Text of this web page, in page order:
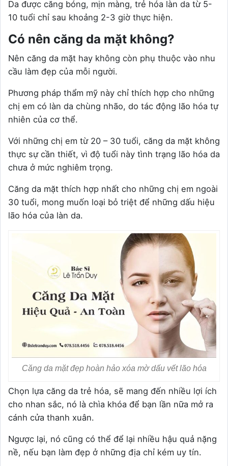
Da được căng bóng, mịn màng, trẻ hóa làn da từ 5-
10 tuổi chỉ sau khoảng 2-3 giờ thực hiện.
Có nên căng da mặt không?
Nên căng da mặt hay không còn phụ thuộc vào nhu
cầu làm đẹp của mỗi người.
Phương pháp thẩm mỹ này chỉ thích hợp cho những
chị em có làn da chùng nhão, do tác động lão hóa tự
nhiên của cơ thể.
Với những chị em từ 20 – 30 tuổi, căng da mặt không
thực sự cần thiết, vì độ tuổi này tình trạng lão hóa da
chưa ở mức nghiêm trọng.
Căng da mặt thích hợp nhất cho những chị em ngoài
30 tuổi, mong muốn loại bỏ triệt để những dấu hiệu
lão hóa của làn da.
Căng da mặt đẹp hoàn hảo xóa mờ dấu vết lão hóa
Chọn lựa căng da trẻ hóa, sẽ mang đến nhiều lợi ích
cho nhan sắc, nó là chìa khóa để bạn lần nữa mở ra
cánh cửa thanh xuân.
Ngược lại, nó cũng có thể để lại nhiều hậu quả nặng
nề, nếu bạn làm đẹp ở những địa chỉ kém uy tín.